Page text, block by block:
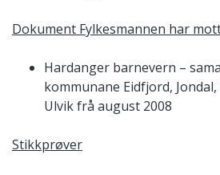
Dokument Fylkesmannen har
Hardanger barnevern –
kommunane Eidfjord,
Ulvik frå august 2008
Stikkprøver